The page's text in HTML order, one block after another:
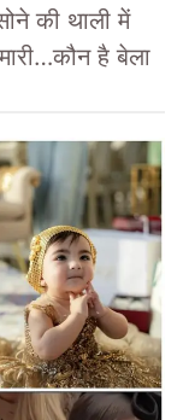
की थाली में
है बेला